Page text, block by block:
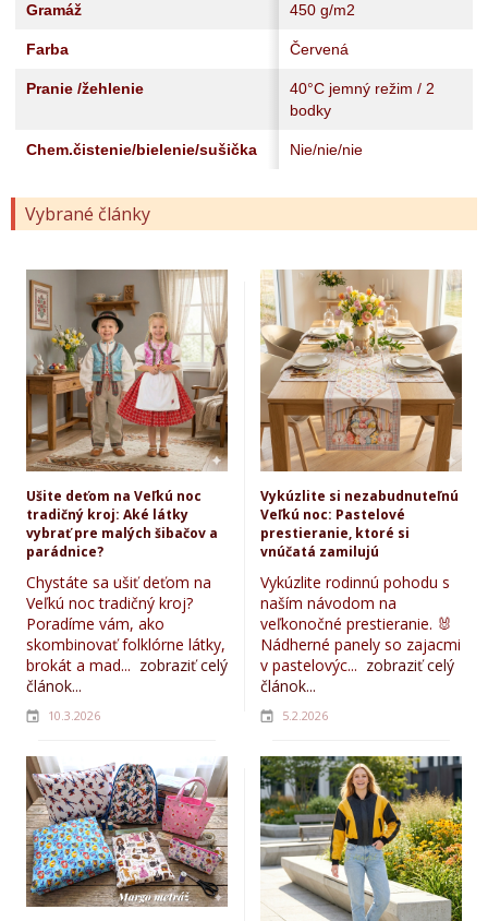
Gramáž 450 g/m2
Farba Červená
Pranie /žehlenie
40°C jemný režim / 2
bodky
Chem.čistenie/bielenie/sušička Nie/nie/nie
Vybrané články
Ušite deťom na Veľkú noc
tradičný kroj: Aké látky
vybrať pre malých šibačov a
parádnice?
Chystáte sa ušiť deťom na
Veľkú noc tradičný kroj?
Poradíme vám, ako
skombinovať folklórne látky,
brokát a mad... zobraziť celý
článok...
10.3.2026
Vykúzlite si nezabudnuteľnú
Veľkú noc: Pastelové
prestieranie, ktoré si
vnúčatá zamilujú
Vykúzlite rodinnú pohodu s
naším návodom na
veľkonočné prestieranie. 🐰
Nádherné panely so zajacmi
v pastelovýc... zobraziť celý
článok...
5.2.2026